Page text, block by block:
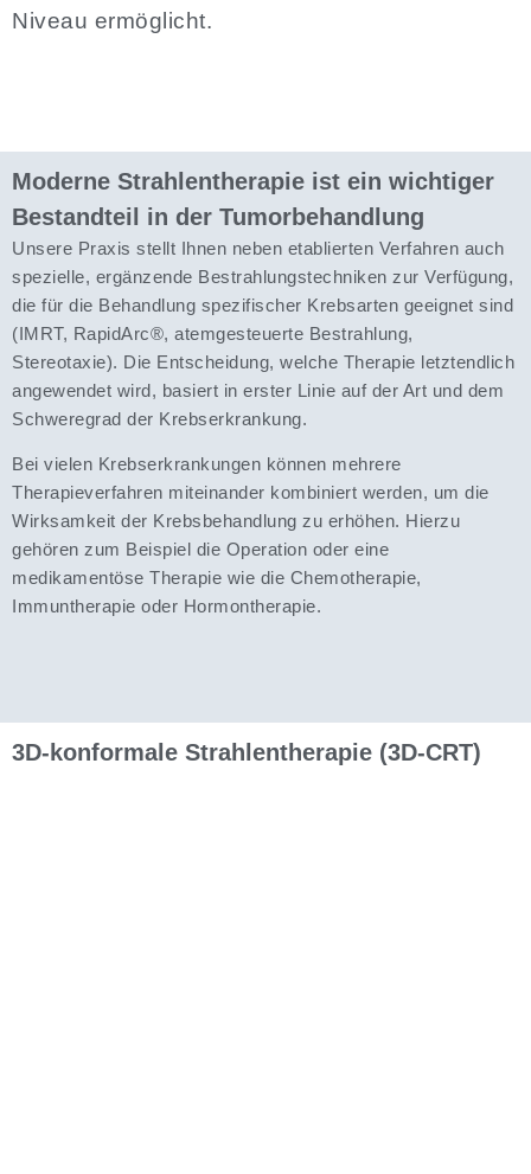
Niveau ermöglicht.
Moderne Strahlentherapie ist ein wichtiger
Bestandteil in der Tumorbehandlung
Unsere Praxis stellt Ihnen neben etablierten Verfahren auch
spezielle, ergänzende Bestrahlungstechniken zur Verfügung,
die für die Behandlung spezifischer Krebsarten geeignet sind
(IMRT, RapidArc®, atemgesteuerte Bestrahlung,
Stereotaxie). Die Entscheidung, welche Therapie letztendlich
angewendet wird, basiert in erster Linie auf der Art und dem
Schweregrad der Krebserkrankung.
Bei vielen Krebserkrankungen können mehrere
Therapieverfahren miteinander kombiniert werden, um die
Wirksamkeit der Krebsbehandlung zu erhöhen. Hierzu
gehören zum Beispiel die Operation oder eine
medikamentöse Therapie wie die Chemotherapie,
Immuntherapie oder Hormontherapie.
3D-konformale Strahlentherapie (3D-CRT)